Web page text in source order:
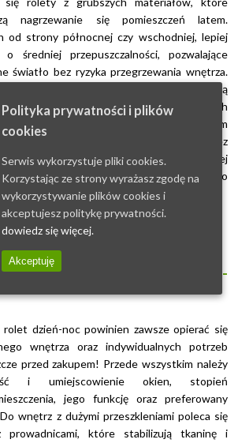
nagrzewanie się pomieszczeń latem.
od strony północnej czy wschodniej, lepiej
średniej przepuszczalności, pozwalające
światło bez ryzyka przegrzewania wnętrza.
zwłaszcza latem, wymagają
niż okna północne. Od światu do wczesnych
światło słoneczne nagrzewa szyby, a tym
ciepło w pomieszczeniu. Montaż rolet bez
może doprowadzić do sytuacji, w której
zadania, a wręcz przyczynia się do
się lub zaciemniania pomieszczenia.
i materiału, jest – ponownie –
firmy produkującej osłony okienne.
korzystać z rolet dzień-
dzień-noc powinien zawsze opierać się
wnętrza oraz indywidualnych potrzeb
przed zakupem! Przede wszystkim należy
i umiejscowienie okien, stopień
jego funkcję oraz preferowany
wnętrz z dużymi przeszkleniami poleca się
które stabilizują tkaninę i
Polityka prywatności i plików
cookies
Serwis wykorzystuje pliki cookies.
Korzystając ze strony wyrażasz zgodę na
wykorzystywanie plików cookies i
akceptujesz politykę prywatności.
dowiedz się więcej.
Akceptuję